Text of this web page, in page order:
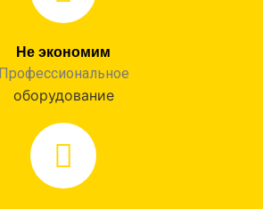
Не экономим
Профессиональное
оборудование